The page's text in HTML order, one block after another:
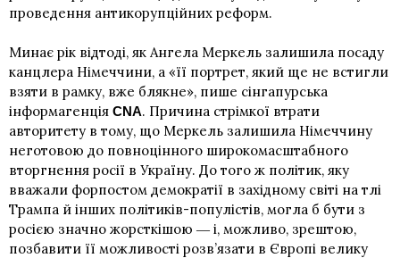
проведення антикорупційних реформ.
Минає рік відтоді, як Ангела Меркель залишила посаду
канцлера Німеччини, а «її портрет, який ще не встигли
взяти в рамку, вже блякне», пише сінгапурська
інформагенція CNA. Причина стрімкої втрати
авторитету в тому, що Меркель залишила Німеччину
неготовою до повноцінного широкомасштабного
вторгнення росії в Україну. До того ж політик, яку
вважали форпостом демократії в західному світі на тлі
Трампа й інших політиків-популістів, могла б бути з
росією значно жорсткішою ― і, можливо, зрештою,
позбавити її можливості розв’язати в Європі велику